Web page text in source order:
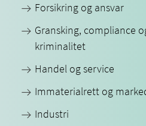
Forsikring og ansvar
Gransking, compliance
kriminalitet
Handel og service
Immaterialrett og
Industri